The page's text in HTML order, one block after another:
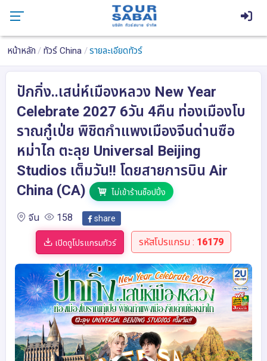
หน้าหลัก ทัวร์ China รายละเอียดทัวร์
ปักกิ่ง..เสน่ห์เมืองหลวง New Year
Celebrate 2027 6วัน 4คืน ท่องเมืองโบ
ราณกู๋เป่ย พิชิตกำแพงเมืองจีนด่านซือ
หม่าไถ ตะลุย Universal Beijing
Studios เต็มวัน!! โดยสายการบิน Air
China (CA)
ไม่เข้าร้านช็อปปิ้ง
จีน 158 share
เปิดดูโปรแกรมทัวร์ รหัสโปรแกรม : 16179